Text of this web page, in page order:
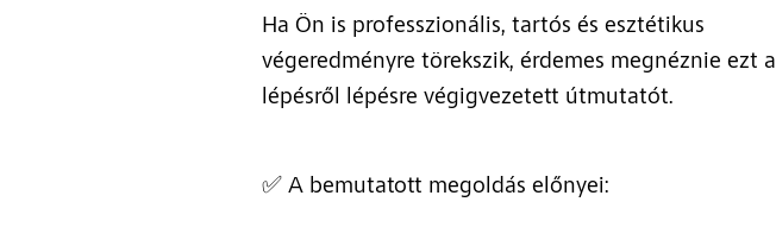
Ha Ön is professzionális, tartós és esztétikus
végeredményre törekszik, érdemes megnéznie ezt a
lépésről lépésre végigvezetett útmutatót.
✅ A bemutatott megoldás előnyei: